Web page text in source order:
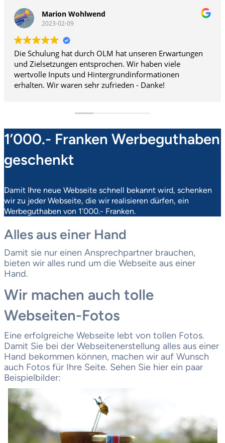
hat unseren Erwartungen
Wir haben viele
- Danke!
Matthias
Cooler Kurs, informativ,
und auf Fragen
1’000.- Franken Werbeguthaben
geschenkt
Damit Ihre neue Webseite schnell bekannt wird, schenken
wir zu jeder Webseite, die wir realisieren dürfen, ein
Werbeguthaben von 1’000.- Franken.
Alles aus einer Hand
Damit sie nur einen Ansprechpartner brauchen,
bieten wir alles rund um die Webseite aus einer
Hand.
Wir machen auch tolle
Webseiten-Fotos
Eine erfolgreiche Webseite lebt von tollen Fotos.
Damit Sie bei der Webseitenerstellung alles aus einer
Hand bekommen können, machen wir auf Wunsch
auch Fotos für Ihre Seite. Sehen Sie hier ein paar
Beispielbilder: